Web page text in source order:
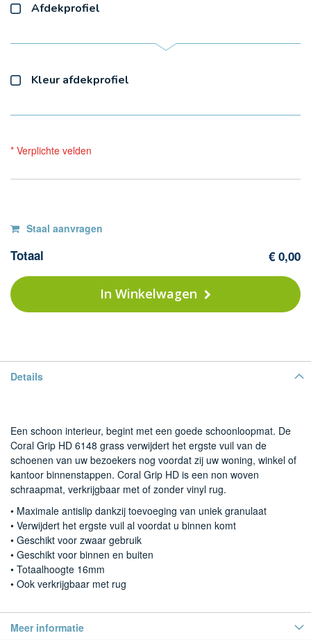
Afdekprofiel
Kleur afdekprofiel
* Verplichte velden
Staal aanvragen
Op
Totaal € 0,00
In Winkelwagen
Details
Een schoon interieur, begint met een goede schoonloopmat. De
Coral Grip HD 6148 grass verwijdert het ergste vuil van de
schoenen van uw bezoekers nog voordat zij uw woning, winkel of
kantoor binnenstappen. Coral Grip HD is een non woven
schraapmat, verkrijgbaar met of zonder vinyl rug.
• Maximale antislip dankzij toevoeging van uniek granulaat
• Verwijdert het ergste vuil al voordat u binnen komt
• Geschikt voor zwaar gebruik
• Geschikt voor binnen en buiten
• Totaalhoogte 16mm
• Ook verkrijgbaar met rug
Meer informatie